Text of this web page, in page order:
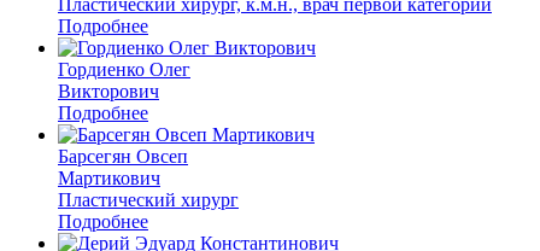
Подробнее
Гордиенко Олег
Викторович
Подробнее
Барсегян Овсеп
Мартикович
Пластический хирург
Подробнее